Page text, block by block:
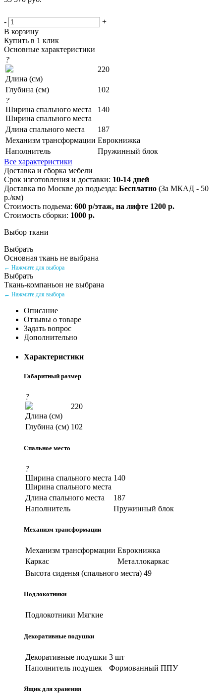
-
+
В корзину
Купить в 1 клик
Основные характеристики
?
Длина (см)
220
Глубина (см)
102
?
Ширина спального места
Ширина спального места
140
Длина спального места
187
Механизм трансформации Еврокнижка
Наполнитель
Пружинный блок
Все характеристики
Доставка и сборка мебели
Срок изготовления и доставки: 10-14 дней
Доставка по Москве до подьезда: Бесплатно (За МКАД - 50
р./км)
Стоимость подьема: 600 р/этаж, на лифте 1200 р.
Стоимость сборки: 1000 р.
Выбор ткани
Выбрать
Основная ткань не выбрана
← Нажмите для выбора
Выбрать
Ткань-компаньон не выбрана
← Нажмите для выбора
Описание
Отзывы о товаре
Задать вопрос
Дополнительно
Характеристики
Габаритный размер
?
Длина (см)
220
Глубина (см) 102
Спальное место
?
Ширина спального места
Ширина спального места
140
Длина спального места
187
Наполнитель
Пружинный блок
Механизм трансформации
Механизм трансформации Еврокнижка
Каркас
Металлокаркас
Высота сиденья (спального места) 49
Подлокотники
Подлокотники Мягкие
Декоративные подушки
Декоративные подушки 3 шт
Наполнитель подушек
Формованный ППУ
Ящик для хранения